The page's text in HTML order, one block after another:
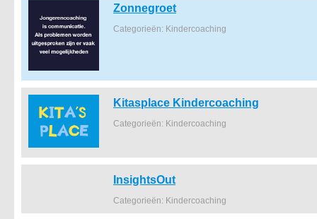
Zonnegroet
Categorieën: Kindercoaching
Kitasplace Kindercoaching
Categorieën: Kindercoaching
InsightsOut
Categorieën: Kindercoaching